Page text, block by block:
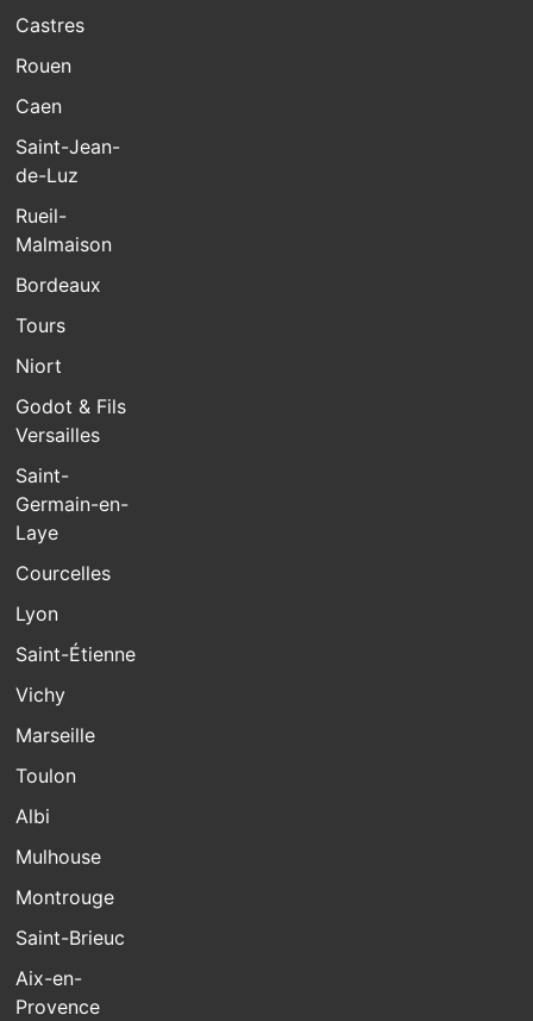
Castres
Rouen
Caen
Saint-Jean-
de-Luz
Rueil-
Malmaison
Bordeaux
Tours
Niort
Godot & Fils
Versailles
Saint-
Germain-en-
Laye
Courcelles
Lyon
Saint-Étienne
Vichy
Marseille
Toulon
Albi
Mulhouse
Montrouge
Saint-Brieuc
Aix-en-
Provence